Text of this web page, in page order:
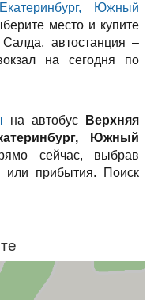
Екатеринбург, Южный
место и купите
автостанция –
на сегодня по
на автобус
Верхняя
Южный
сейчас, выбрав
или прибытия. Поиск